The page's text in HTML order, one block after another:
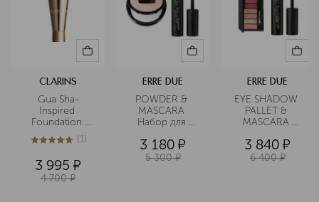
CLARINS
Gua Sha-
Inspired
Foundation
Brush Кисть для
тона,
эффект
5из 51 (1)
3 995 ¤
4 700 ¤
ERRE DUE
POWDER &
MASCARA
Набор для
3 180 ¤
5 300 ¤
ERRE DUE
EYE SHADOW
PALLET &
MASCARA
макияжа
3 840 ¤
6 400 ¤